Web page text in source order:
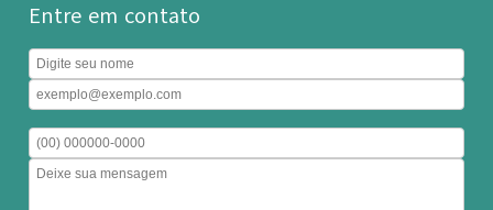
Entre em contato